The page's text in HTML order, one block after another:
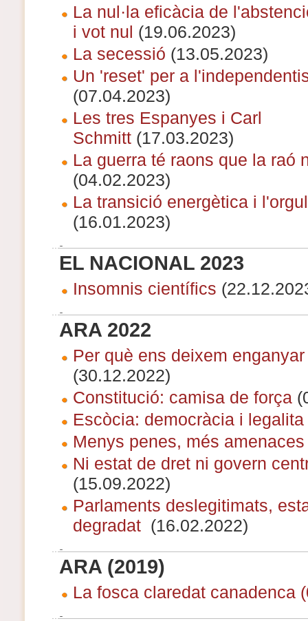
La nul·la eficàcia de
i vot nul (19.06.2023)
La secessió (13.05.2023)
Un 'reset' per a
(07.04.2023)
Les tres Espanyes i Carl
Schmitt(17.03.2023)
La guerra té raons que la raó
(04.02.2023)
La transició energètica i
(16.01.2023)
EL NACIONAL 2023
Insomnis científics
ARA 2022
Per què ens deixem
(30.12.2022)
Constitució: camisa de força
Escòcia: democràcia i legalita
Menys penes, més amenaces
Ni estat de dret ni govern
(15.09.2022)
Parlaments deslegitimats,
degradat(16.02.2022)
ARA (2019)
La fosca claredat canadenca